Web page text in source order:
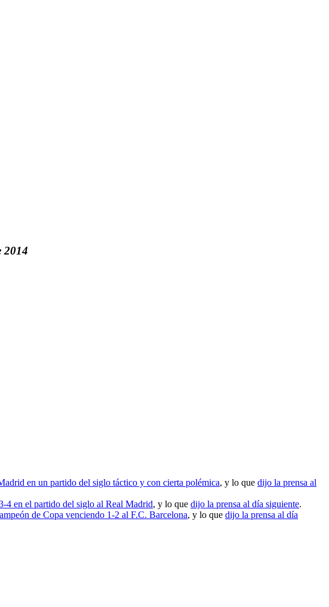
2014
en un partido del siglo táctico y con cierta polémica, y lo que dijo la prensa al
4 en el partido del siglo al Real Madrid, y lo que dijo la prensa al día siguiente.
de Copa venciendo 1-2 al F.C. Barcelona, y lo que dijo la prensa al día